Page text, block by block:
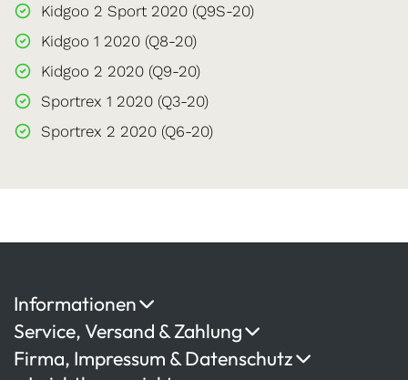
Kidgoo 2 Sport 2020 (Q9S-20)
Kidgoo 1 2020 (Q8-20)
Kidgoo 2 2020 (Q9-20)
Sportrex 1 2020 (Q3-20)
Sportrex 2 2020 (Q6-20)
Informationen
Service, Versand & Zahlung
Firma, Impressum & Datenschutz